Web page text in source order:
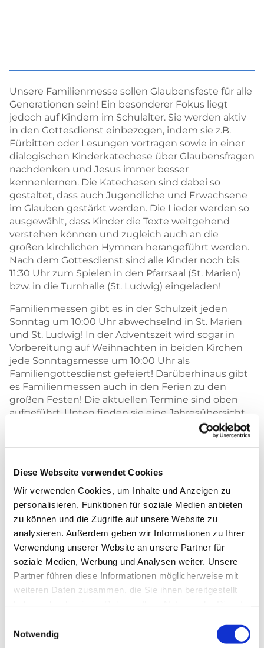
Diese Webseite verwendet Cookies
Wir verwenden Cookies, um Inhalte und Anzeigen zu
personalisieren, Funktionen für soziale Medien anbieten
zu können und die Zugriffe auf unsere Website zu
analysieren. Außerdem geben wir Informationen zu Ihrer
Verwendung unserer Website an unsere Partner für
soziale Medien, Werbung und Analysen weiter. Unsere
Partner führen diese Informationen möglicherweise mit
weiteren Daten zusammen, die Sie ihnen bereitgestellt
Notwendig
Unsere Familienmesse sollen Glaubensfeste für alle
Generationen sein! Ein besonderer Fokus liegt
jedoch auf Kindern im Schulalter. Sie werden aktiv
in den Gottesdienst einbezogen, indem sie z.B.
Fürbitten oder Lesungen vortragen sowie in einer
dialogischen Kinderkatechese über Glaubensfragen
nachdenken und Jesus immer besser
kennenlernen. Die Katechesen sind dabei so
gestaltet, dass auch Jugendliche und Erwachsene
im Glauben gestärkt werden. Die Lieder werden so
ausgewählt, dass Kinder die Texte weitgehend
verstehen können und zugleich auch an die
großen kirchlichen Hymnen herangeführt werden.
Nach dem Gottesdienst sind alle Kinder noch bis
11:30 Uhr zum Spielen in den Pfarrsaal (St. Marien)
bzw. in die Turnhalle (St. Ludwig) eingeladen!
Familienmessen gibt es in der Schulzeit jeden
Sonntag um 10:00 Uhr abwechselnd in St. Marien
und St. Ludwig! In der Adventszeit wird sogar in
Vorbereitung auf Weihnachten in beiden Kirchen
jede Sonntagsmesse um 10:00 Uhr als
Familiengottesdienst gefeiert! Darüberhinaus gibt
es Familienmessen auch in den Ferien zu den
großen Festen! Die aktuellen Termine sind oben
aufgeführt. Unten finden sie eine Jahresübersicht
mit allen Terminen getrennt nach Kirchen.
Bibelchecker:
Sowohl in St. Marien als auch in St. Ludwig gibt es
dem Gottesdienst im Pfarrsaal (St. Marien) bzw. in
der Turnhalle (St. Ludwig) einen Bibelchecker! Auf
dieser Sammelkarte sind das Evangelium des
Tages und die wichtigsten Botschaften aus der
Katechese festgehalten. Auf der Rückseite findet
sich immer ein Ausmalbild zum Evangelium! Diese
Bibelchecker soll es über 6 Jahre hinweg geben, so
dass jedes Kind insgesamt 60 Bibelchecker pro
einen richtig guten Überblick über die Inhalte des
christlichen Glaubens! Zum Sammeln der